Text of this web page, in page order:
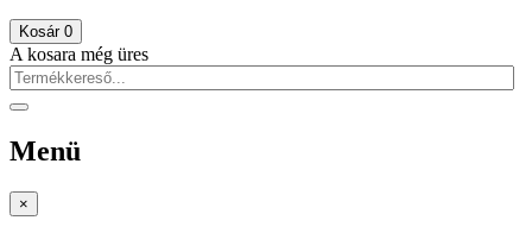
Kosár 0
A kosara még üres
Menü
×